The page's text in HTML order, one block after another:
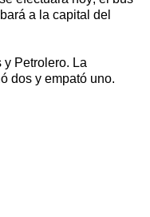
a la capital del
y Petrolero. La
dos y empató uno.